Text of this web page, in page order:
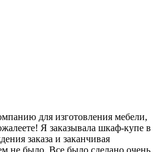
для изготовления мебели,
Я заказывала шкаф-купе в
заказа и заканчивая
не было. Все было сделано очень